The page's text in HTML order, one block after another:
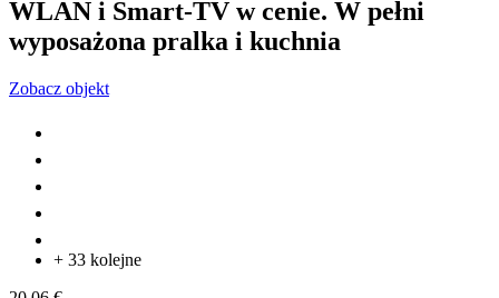
WLAN i Smart-TV w cenie. W pełni
wyposażona pralka i kuchnia
Zobacz objekt
+ 33 kolejne